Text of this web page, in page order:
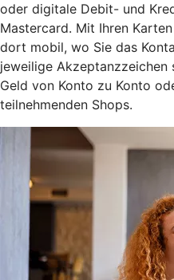
oder digitale Debit- und
Mastercard. Mit Ihren
dort mobil, wo Sie das
jeweilige Akzeptanzzeichen
Geld von Konto zu Konto
teilnehmenden Shops.